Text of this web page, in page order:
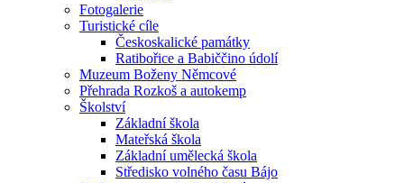
Fotogalerie
Turistické cíle
Českoskalické památky
Ratibořice a Babiččino údolí
Muzeum Boženy Němcové
Přehrada Rozkoš a autokemp
Školství
Základní škola
Mateřská škola
Základní umělecká škola
Středisko volného času Bájo